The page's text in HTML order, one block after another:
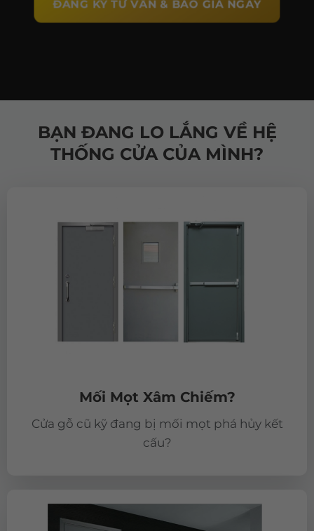
ĐĂNG KÝ TƯ VẤN & BÁO GIÁ NGAY
BẠN ĐANG LO LẮNG VỀ HỆ
THỐNG CỬA CỦA MÌNH?
Mối Mọt Xâm Chiếm?
Cửa gỗ cũ kỹ đang bị mối mọt phá hủy kết
cấu?